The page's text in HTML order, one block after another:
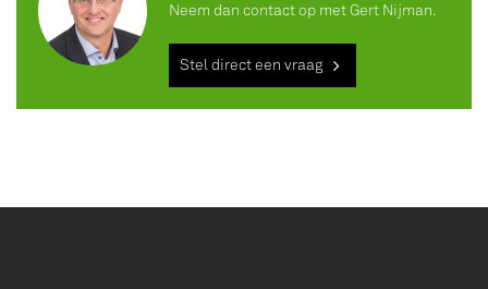
Neem dan contact op met Gert Nijman.
Stel direct een vraag